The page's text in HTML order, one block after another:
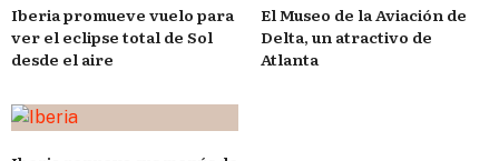
Iberia promueve vuelo para
ver el eclipse total de Sol
desde el aire
El Museo de la Aviación de
Delta, un atractivo de
Atlanta